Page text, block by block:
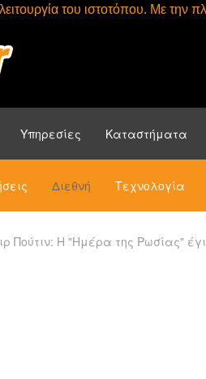
του ιστοτόπου. Με
Υπηρεσίες Καταστήματα
Διεθνή Τεχνολογία
Πούτιν: Η "Ημέρα της Ρωσίας"